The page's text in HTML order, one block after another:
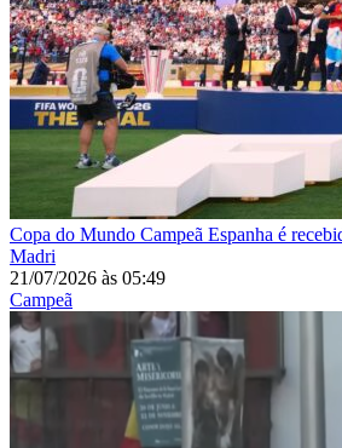
Copa do Mundo Campeã Espanha é
Madri
21/07/2026 às 05:49
Campeã